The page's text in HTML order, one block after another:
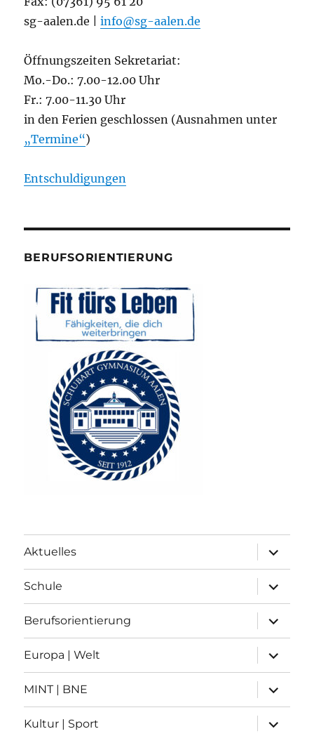
sg-aalen.de |info@sg-aalen.de
Öffnungszeiten Sekretariat:
Mo.-Do.: 7.00-12.00 Uhr
Fr.: 7.00-11.30 Uhr
in den Ferien geschlossen (Ausnahmen unter
„Termine“)
Entschuldigungen
BERUFSORIENTIERUNG
Aktuelles
anzeigen
Schule
anzeigen
Berufsorientierung
anzeigen
Europa | Welt
anzeigen
MINT | BNE
anzeigen
Kultur | Sport
anzeigen